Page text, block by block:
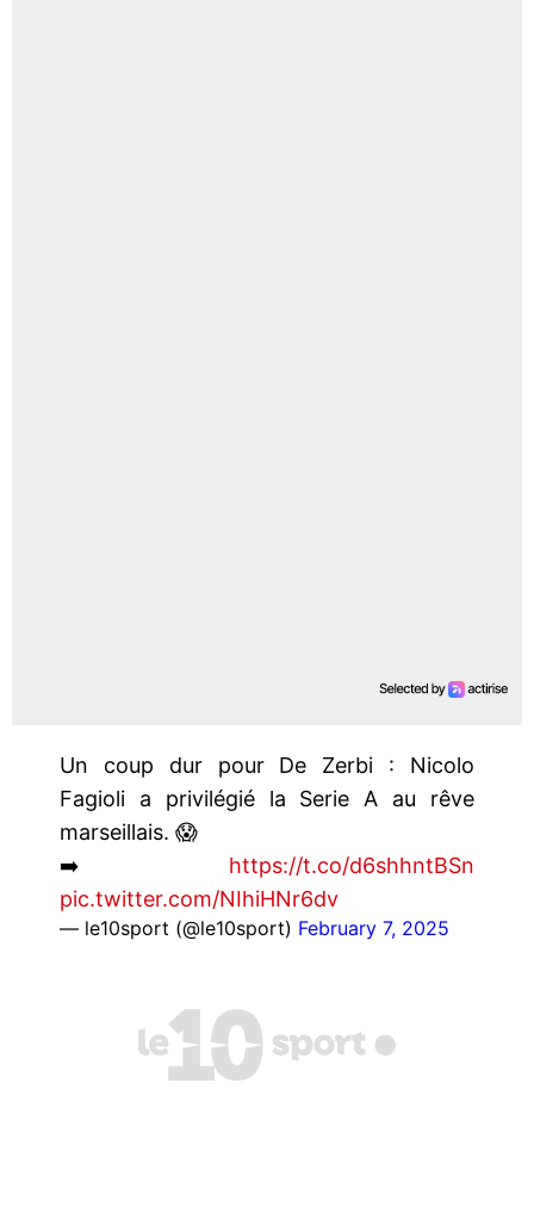
Un coup dur pour De Zerbi : Nicolo
Fagioli a privilégié la Serie A au rêve
marseillais. 😱
➡️ https://t.co/d6shhntBSn
pic.twitter.com/NIhiHNr6dv
— le10sport (@le10sport) February 7, 2025